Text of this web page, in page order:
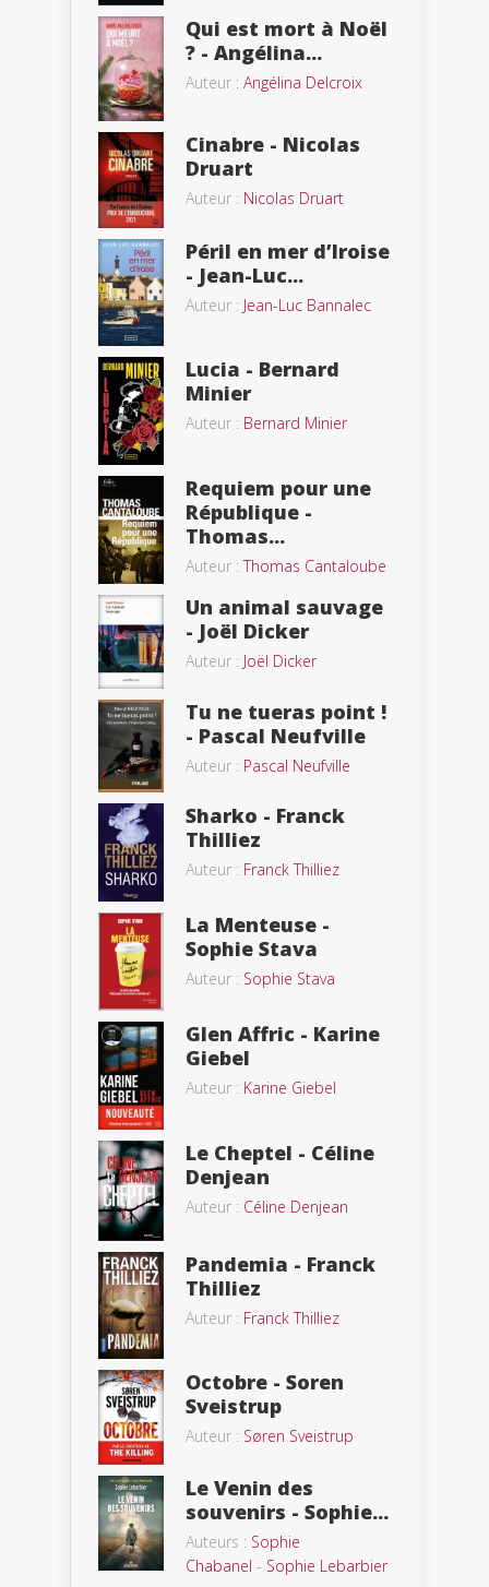
Qui est mort à Noël
? - Angélina...
Auteur : Angélina Delcroix
Cinabre - Nicolas
Druart
Auteur : Nicolas Druart
Péril en mer d’Iroise
- Jean-Luc...
Auteur : Jean-Luc Bannalec
Lucia - Bernard
Minier
Auteur : Bernard Minier
Requiem pour une
République -
Thomas...
Auteur :Thomas Cantaloube
Un animal sauvage
- Joël Dicker
Auteur : Joël Dicker
Tu ne tueras point !
- Pascal Neufville
Auteur : Pascal Neufville
Sharko - Franck
Thilliez
Auteur : Franck Thilliez
La Menteuse -
Sophie Stava
Auteur : Sophie Stava
Glen Affric - Karine
Giebel
Auteur : Karine Giebel
Le Cheptel - Céline
Denjean
Auteur : Céline Denjean
Pandemia - Franck
Thilliez
Auteur : Franck Thilliez
Octobre - Soren
Sveistrup
Auteur : Søren Sveistrup
Le Venin des
souvenirs - Sophie...
Auteurs : Sophie
Chabanel - Sophie Lebarbier